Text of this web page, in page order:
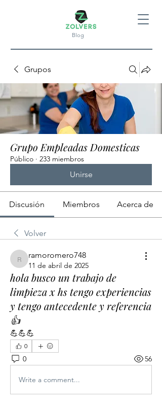
Blog
Grupos
Grupo Empleadas Domesticas
Público · 233 miembros
Unirse
Discusión Miembros Acerca de
Volver
ramoromero748
ramoromero748
11 de abril de 2025
hola busco un trabajo de
limpieza x hs tengo experiencias
y tengo antecedente y referencia
👍
💪💪💪
0
0 56
Write a comment...